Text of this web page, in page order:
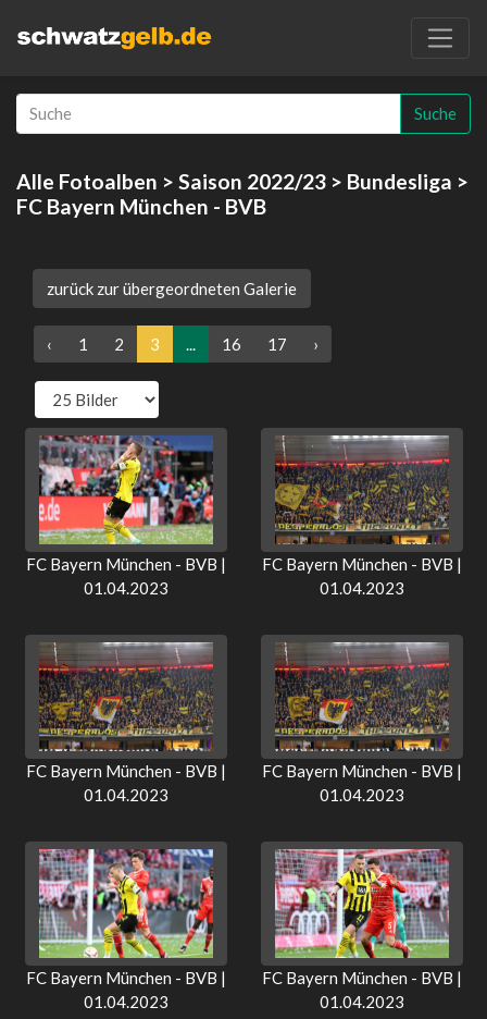
Suche
Alle Fotoalben > Saison 2022/23 > Bundesliga >
FC Bayern München - BVB
zurück zur übergeordneten Galerie
‹ 1 2 3 ... 16 17 ›
FC Bayern München - BVB |
01.04.2023
FC Bayern München - BVB |
01.04.2023
FC Bayern München - BVB |
01.04.2023
FC Bayern München - BVB |
01.04.2023
FC Bayern München - BVB |
01.04.2023
FC Bayern München - BVB |
01.04.2023